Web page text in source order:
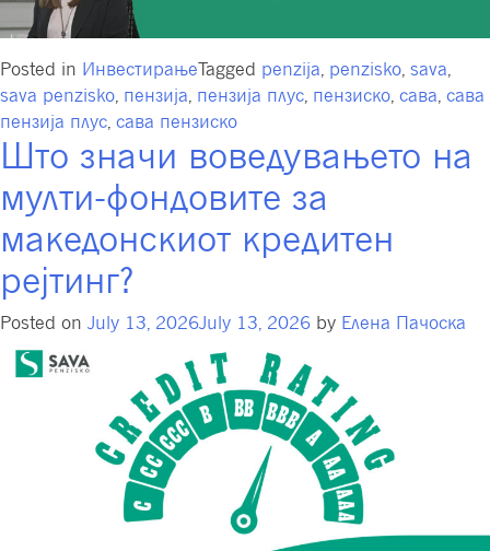
Posted in ИнвестирањеTagged penzija, penzisko, sava,
sava penzisko, пензија, пензија плус, пензиско, сава, сава
пензија плус, сава пензиско
Што значи воведувањето на
мулти-фондовите за
македонскиот кредитен
рејтинг?
Posted on July 13, 2026July 13, 2026 by Елена Пачоска